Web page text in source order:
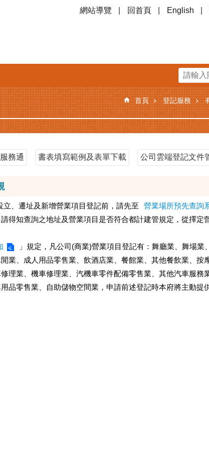
網站導覽 回首頁 English
首頁 登記服務
務通 書表填寫範例及表單下載 公司雲端登記文件
、遷址及新增營業項目登記前，請先至 營業場所預先查詢
得知查詢之地址及營業項目是否符合都計建管規定，從擇定
」規定，凡公司(商業)營業項目登記有：舞廳業、舞場業
業、成人用品零售業、飲酒店業、餐館業、其他餐飲業、按
理業、機車修理業、汽機車零件配備零售業、其他汽車服務
品零售業、自助儲物空間業，申請前述登記時本府將主動提